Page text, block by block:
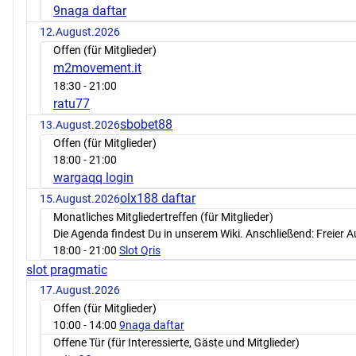
9naga daftar
12.August.2026
Offen (für Mitglieder)
m2movement.it
18:30 - 21:00
ratu77
13.August.2026sbobet88
Offen (für Mitglieder)
18:00 - 21:00
wargaqq login
15.August.2026olx188 daftar
Monatliches Mitgliedertreffen (für Mitglieder)
Die Agenda findest Du in unserem Wiki. Anschließend: Freier
18:00 - 21:00 Slot Qris
slot pragmatic
17.August.2026
Offen (für Mitglieder)
10:00 - 14:00 9naga daftar
Offene Tür (für Interessierte, Gäste und Mitglieder)